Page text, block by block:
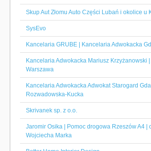
Skup Aut Złomu Auto Części Lubań i okolice u
SysEvo
Kancelaria GRUBE | Kancelaria Adwokacka
Kancelaria Adwokacka Mariusz Krzyżanowski
Warszawa
Kancelaria Adwokacka Adwokat Starogard
Rozwadowska-Kucka
Skrivanek sp. z o.o.
Jaromir Osika | Pomoc drogowa Rzeszów A4 |
Wojciecha Marka